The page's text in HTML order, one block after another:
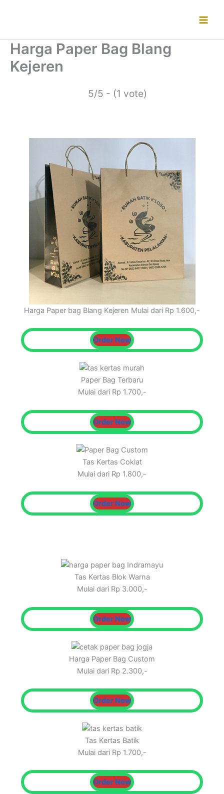
Harga Paper Bag Blang
Kejeren
5/5 - (1 vote)
Harga Paper bag Blang Kejeren Mulai dari Rp 1.600,-
Order Now
Paper Bag Terbaru
Mulai dari Rp 1.700,-
Order Now
Tas Kertas Coklat
Mulai dari Rp 1.800,-
Order Now
Tas Kertas Blok Warna
Mulai dari Rp 3.000,-
Order Now
Harga Paper Bag Custom
Mulai dari Rp 2.300,-
Order Now
Tas Kertas Batik
Mulai dari Rp 1.700,-
Order Now